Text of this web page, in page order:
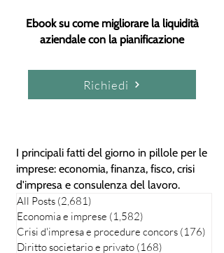
Ebook su come migliorare la liquidità
aziendale con la pianificazione
Richiedi
I principali fatti del giorno in pillole per le
imprese: economia, finanza, fisco, crisi
d'impresa e consulenza del lavoro.
All Posts (2,681)
Economia e imprese (1,582)
Crisi d'impresa e procedure concors (176)
Diritto societario e privato (168)